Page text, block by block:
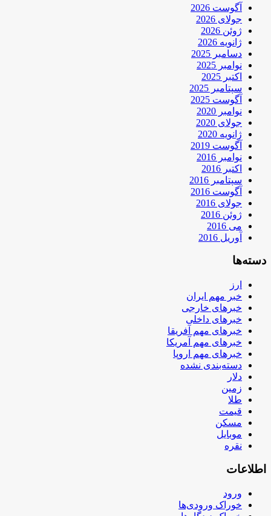
آگوست 2026
جولای 2026
ژوئن 2026
ژانویه 2026
دسامبر 2025
نوامبر 2025
اکتبر 2025
سپتامبر 2025
آگوست 2025
نوامبر 2020
جولای 2020
ژانویه 2020
آگوست 2019
نوامبر 2016
اکتبر 2016
سپتامبر 2016
آگوست 2016
جولای 2016
ژوئن 2016
می 2016
آوریل 2016
دسته‌ها
ارز
خبر مهم ایران
خبرهای خارجی
خبرهای داخلی
خبرهای مهم آفریقا
خبرهای مهم آمریکا
خبرهای مهم اروپا
دسته‌بندی نشده
دلار
زمین
طلا
قیمت
مسکن
موبایل
نقره
اطلاعات
ورود
خوراک ورودی‌ها